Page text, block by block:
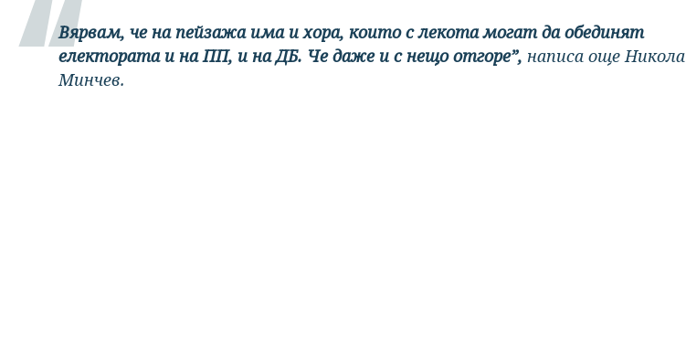
Вярвам, че на пейзажа има и хора, които с лекота могат да обединят
електората и на ПП, и на ДБ. Че даже и с нещо отгоре”, написа още Никола
Минчев.